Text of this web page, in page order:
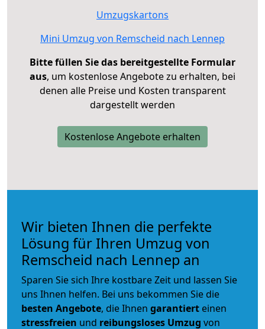
Umzugskartons
Mini Umzug von Remscheid nach Lennep
Bitte füllen Sie das bereitgestellte Formular
aus, um kostenlose Angebote zu erhalten, bei
denen alle Preise und Kosten transparent
dargestellt werden
Kostenlose Angebote erhalten
Wir bieten Ihnen die perfekte
Lösung für Ihren Umzug von
Remscheid nach Lennep an
Sparen Sie sich Ihre kostbare Zeit und lassen Sie
uns Ihnen helfen. Bei uns bekommen Sie die
besten Angebote, die Ihnen garantiert einen
stressfreien und reibungsloses Umzug von